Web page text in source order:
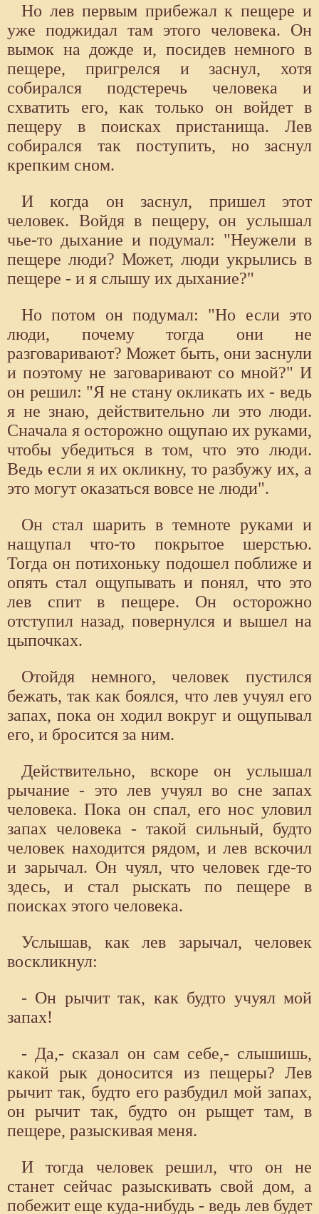
Но лев первым прибежал к пещере и
уже поджидал там этого человека. Он
вымок на дожде и, посидев немного в
пещере, пригрелся и заснул, хотя
собирался подстеречь человека и
схватить его, как только он войдет в
пещеру в поисках пристанища. Лев
собирался так поступить, но заснул
крепким сном.
И когда он заснул, пришел этот
человек. Войдя в пещеру, он услышал
чье-то дыхание и подумал: "Неужели в
пещере люди? Может, люди укрылись в
пещере - и я слышу их дыхание?"
Но потом он подумал: "Но если это
люди, почему тогда они не
разговаривают? Может быть, они заснули
и поэтому не заговаривают со мной?" И
он решил: "Я не стану окликать их - ведь
я не знаю, действительно ли это люди.
Сначала я осторожно ощупаю их руками,
чтобы убедиться в том, что это люди.
Ведь если я их окликну, то разбужу их, а
это могут оказаться вовсе не люди".
Он стал шарить в темноте руками и
нащупал что-то покрытое шерстью.
Тогда он потихоньку подошел поближе и
опять стал ощупывать и понял, что это
лев спит в пещере. Он осторожно
отступил назад, повернулся и вышел на
цыпочках.
Отойдя немного, человек пустился
бежать, так как боялся, что лев учуял его
запах, пока он ходил вокруг и ощупывал
его, и бросится за ним.
Действительно, вскоре он услышал
рычание - это лев учуял во сне запах
человека. Пока он спал, его нос уловил
запах человека - такой сильный, будто
человек находится рядом, и лев вскочил
и зарычал. Он чуял, что человек где-то
здесь, и стал рыскать по пещере в
поисках этого человека.
Услышав, как лев зарычал, человек
воскликнул:
- Он рычит так, как будто учуял мой
запах!
- Да,- сказал он сам себе,- слышишь,
какой рык доносится из пещеры? Лев
рычит так, будто его разбудил мой запах,
он рычит так, будто он рыщет там, в
пещере, разыскивая меня.
И тогда человек решил, что он не
станет сейчас разыскивать свой дом, а
побежит еще куда-нибудь - ведь лев будет